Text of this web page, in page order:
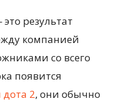
результат
компанией
со всего
появится
2, они обычно